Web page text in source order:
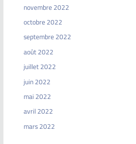
novembre 2022
octobre 2022
septembre 2022
août 2022
juillet 2022
juin 2022
mai 2022
avril 2022
mars 2022